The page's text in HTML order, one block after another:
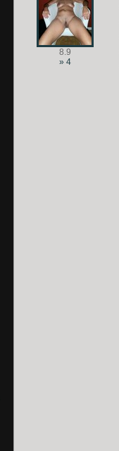
8.9
» 4